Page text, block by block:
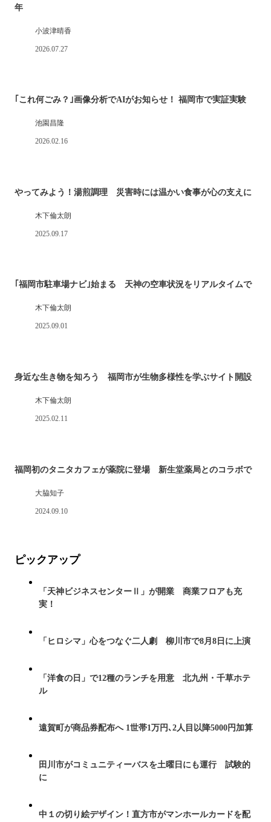
年
小波津晴香
2026.07.27
｢これ何ごみ？｣画像分析でAIがお知らせ！ 福岡市で実証実験
池園昌隆
2026.02.16
やってみよう！湯煎調理 災害時には温かい食事が心の支えに
木下倫太朗
2025.09.17
｢福岡市駐車場ナビ｣始まる 天神の空車状況をリアルタイムで
木下倫太朗
2025.09.01
身近な生き物を知ろう 福岡市が生物多様性を学ぶサイト開設
木下倫太朗
2025.02.11
福岡初のタニタカフェが薬院に登場 新生堂薬局とのコラボで
大脇知子
2024.09.10
ピックアップ
「天神ビジネスセンターⅡ」が開業 商業フロアも充
実！
「ヒロシマ」心をつなぐ二人劇 柳川市で8月8日に上演
「洋食の日」で12種のランチを用意 北九州・千草ホテ
ル
遠賀町が商品券配布へ 1世帯1万円､2人目以降5000円加算
田川市がコミュニティーバスを土曜日にも運行 試験的
に
中１の切り絵デザイン！直方市がマンホールカードを配